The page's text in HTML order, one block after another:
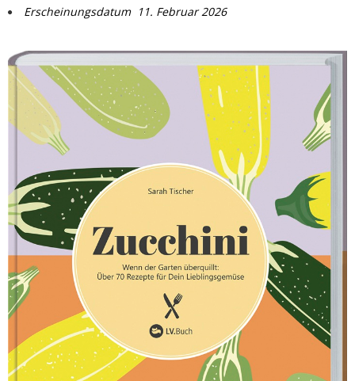
Erscheinungsdatum 11. Februar 2026